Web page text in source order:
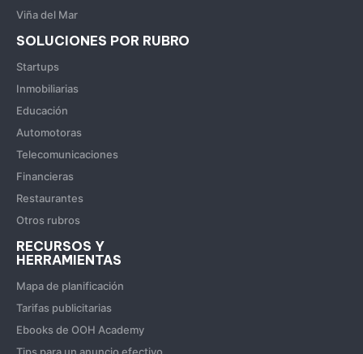
Viña del Mar
SOLUCIONES POR RUBRO
Startups
Inmobiliarias
Educación
Automotoras
Telecomunicaciones
Financieras
Restaurantes
Otros rubros
RECURSOS Y
HERRAMIENTAS
Mapa de planificación
Tarifas publicitarias
Ebooks de OOH Academy